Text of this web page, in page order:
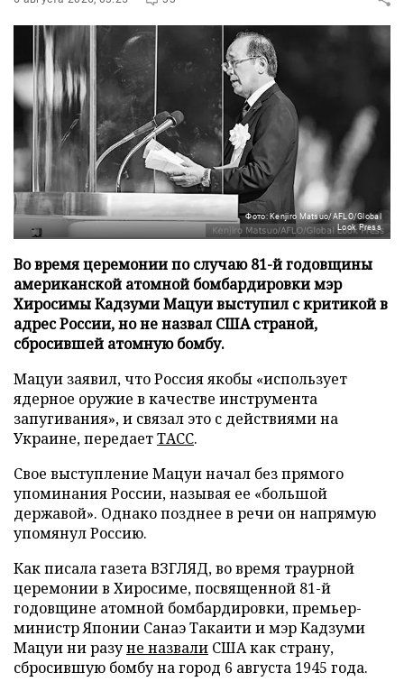
Фото: Kenjiro Matsuo/AFLO/Global
Look Press
Во время церемонии по случаю 81-й годовщины
американской атомной бомбардировки мэр
Хиросимы Кадзуми Мацуи выступил с критикой в
адрес России, но не назвал США страной,
сбросившей атомную бомбу.
Мацуи заявил, что Россия якобы «использует
ядерное оружие в качестве инструмента
запугивания», и связал это с действиями на
Украине, передаетТАСС.
Свое выступление Мацуи начал без прямого
упоминания России, называя ее «большой
державой». Однако позднее в речи он напрямую
упомянул Россию.
Как писала газета ВЗГЛЯД, во время траурной
церемонии в Хиросиме, посвященной 81-й
годовщине атомной бомбардировки, премьер-
министр Японии Санаэ Такаити и мэр Кадзуми
Мацуи ни разуне назвали США как страну,
сбросившую бомбу на город 6 августа 1945 года.